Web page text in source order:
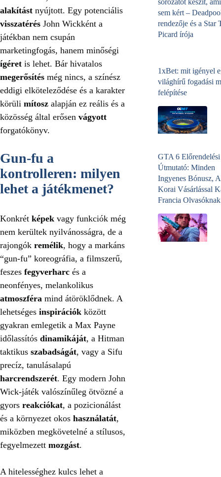
alakítást nyújtott. Egy potenciális
visszatérés John Wickként a
játékban nem csupán
marketingfogás, hanem minőségi
ígéret is lehet. Bár hivatalos
megerősítés még nincs, a színész
eddigi elköteleződése és a karakter
körüli mítosz alapján ez reális és a
közösség által erősen vágyott
forgatókönyv.
Gun-fu a
kontrolleren: milyen
lehet a játékmenet?
Konkrét képek vagy funkciók még
nem kerültek nyilvánosságra, de a
rajongók remélik, hogy a markáns
“gun-fu” koreográfia, a filmszerű,
feszes fegyverharc és a
neonfényes, melankolikus
atmoszféra mind átöröklődnek. A
lehetséges inspirációk között
gyakran emlegetik a Max Payne
időlassítós dinamikáját, a Hitman
taktikus szabadságát, vagy a Sifu
precíz, tanulásalapú
harcrendszerét. Egy modern John
Wick-játék valószínűleg ötvözné a
gyors reakciókat, a pozicionálást
és a környezet okos használatát,
miközben megkövetelné a stílusos,
fegyelmezett mozgást.
A hitelességhez kulcs lehet a
sorozatot készít,
sem kért –
rendezője és a Star
Picard írója
1xBet: mit igényel
világhírű fogadási
felépítése
GTA 6 Előrendelési
Útmutató: Minden
Ingyenes Bónusz,
Korai Vásárlással
Francia Olvasóknak